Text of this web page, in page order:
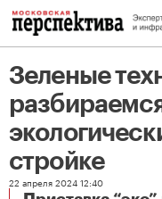
Зеленые
стройке
22 апреля 2024 12:40